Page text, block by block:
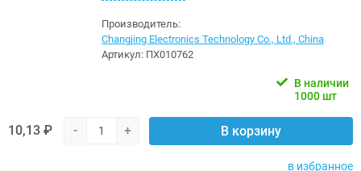
Производитель:
Changjing Electronics Technology Co., Ltd., China
Артикул: ПХ010762
В наличии
1000 шт
10,13 ₽ - + В корзину
в избранное